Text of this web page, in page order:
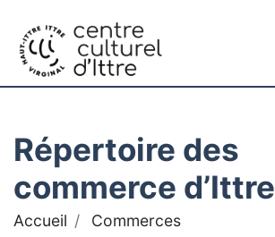
Répertoire des
commerce d’Ittre
Accueil Commerces